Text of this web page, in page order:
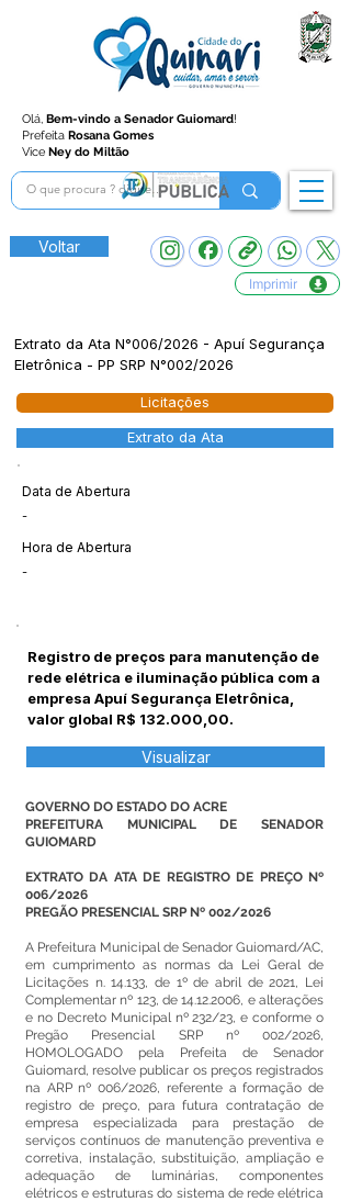
Olá, Bem-vindo a Senador Guiomard!
Prefeita Rosana Gomes
Vice Ney do Miltão
Voltar
Imprimir
Extrato da Ata N°006/2026 - Apuí Segurança
Eletrônica - PP SRP N°002/2026
Licitações
Extrato da Ata
Data de Abertura
-
Hora de Abertura
-
Registro de preços para manutenção de
rede elétrica e iluminação pública com a
empresa Apuí Segurança Eletrônica,
valor global R$ 132.000,00.
Visualizar
GOVERNO DO ESTADO DO ACRE
PREFEITURA MUNICIPAL DE SENADOR
GUIOMARD
EXTRATO DA ATA DE REGISTRO DE PREÇO Nº
006/2026
PREGÃO PRESENCIAL SRP Nº 002/2026
A Prefeitura Municipal de Senador Guiomard/AC,
em cumprimento as normas da Lei Geral de
Licitações n. 14.133, de 1º de abril de 2021, Lei
Complementar nº 123, de14.12.2006, e alterações
e no Decreto Municipal nº 232/23, e conforme o
Pregão Presencial SRP nº 002/2026,
HOMOLOGADO pela Prefeita de Senador
Guiomard, resolve publicar os preços registrados
na ARP nº 006/2026, referente a formação de
registro de preço, para futura contratação de
empresa especializada para prestação de
serviços contínuos de manutenção preventiva e
corretiva, instalação, substituição, ampliação e
adequação de luminárias, componentes
elétricos e estruturas do sistema de rede elétrica